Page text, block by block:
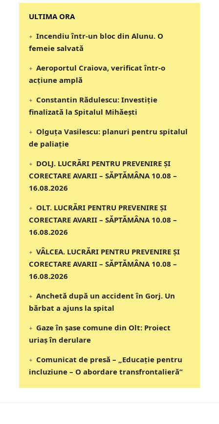
‎‎‎‎‎‎‎ULTIMA ORA
Incendiu într-un bloc din Alunu. O
femeie salvată
Aeroportul Craiova, verificat într-o
acțiune amplă
Constantin Rădulescu: Investiție
finalizată la Spitalul Mihăești
Olguța Vasilescu: planuri pentru spitalul
de paliație
DOLJ. LUCRĂRI PENTRU PREVENIRE ȘI
CORECTARE AVARII – SĂPTĂMÂNA 10.08 –
16.08.2026
OLT. LUCRĂRI PENTRU PREVENIRE ȘI
CORECTARE AVARII – SĂPTĂMÂNA 10.08 –
16.08.2026
VÂLCEA. LUCRĂRI PENTRU PREVENIRE ȘI
CORECTARE AVARII – SĂPTĂMÂNA 10.08 –
16.08.2026
Anchetă după un accident în Gorj. Un
bărbat a ajuns la spital
Gaze în șase comune din Olt: Proiect
uriaș în derulare
Comunicat de presă – „Educație pentru
incluziune – O abordare transfrontalieră”